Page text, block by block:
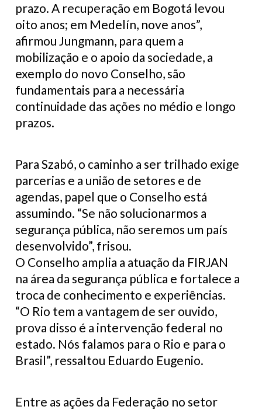
prazo. A recuperação em Bogotá levou
oito anos; em Medelín, nove anos”,
afirmou Jungmann, para quem a
mobilização e o apoio da sociedade, a
exemplo do novo Conselho, são
fundamentais para a necessária
continuidade das ações no médio e longo
prazos.
Para Szabó, o caminho a ser trilhado exige
parcerias e a união de setores e de
agendas, papel que o Conselho está
assumindo. “Se não solucionarmos a
segurança pública, não seremos um país
desenvolvido”, frisou.
O Conselho amplia a atuação da FIRJAN
na área da segurança pública e fortalece a
troca de conhecimento e experiências.
“O Rio tem a vantagem de ser ouvido,
prova disso é a intervenção federal no
estado. Nós falamos para o Rio e para o
Brasil”, ressaltou Eduardo Eugenio.
Entre as ações da Federação no setor